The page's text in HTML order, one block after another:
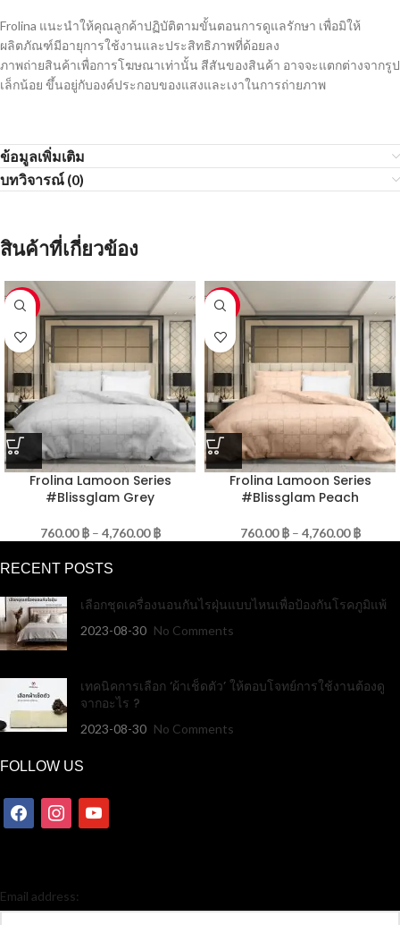
Frolina แนะนำให้คุณลูกค้าปฏิบัติตามขั้นตอนการดูแลรักษา เพื่อมิให้
ผลิตภัณฑ์มีอายุการใช้งานและประสิทธิภาพที่ด้อยลง
ภาพถ่ายสินค้าเพื่อการโฆษณาเท่านั้น สีสันของสินค้า อาจจะแตกต่างจากรูป
เล็กน้อย ขึ้นอยู่กับองค์ประกอบของแสงและเงาในการถ่ายภาพ
ข้อมูลเพิ่มเติม
บทวิจารณ์ (0)
สินค้าที่เกี่ยวข้อง
-60%
Frolina Lamoon Series
#Blissglam Grey
760.00฿ – 4,760.00฿
-60%
Frolina Lamoon Series
#Blissglam Peach
760.00฿ – 4,760.00฿
RECENT POSTS
เลือกชุดเครื่องนอนกันไรฝุ่นแบบไหนเพื่อป้องกันโรคภูมิแพ้
2023-08-30 No Comments
เทคนิคการเลือก ‘ผ้าเช็ดตัว’ ให้ตอบโจทย์การใช้งานต้องดู
จากอะไร ?
2023-08-30 No Comments
FOLLOW US
Email address: